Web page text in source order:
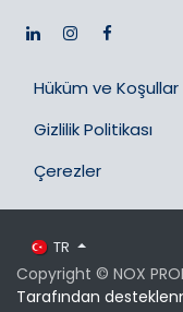
Hüküm ve Koşullar
Gizlilik Politikası
Çerezler
Copyright © NOX
TR
Tarafından